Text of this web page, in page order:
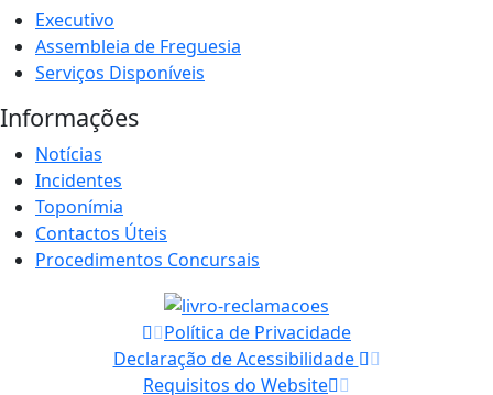
Executivo
Assembleia de Freguesia
Serviços Disponíveis
Informações
Notícias
Incidentes
Toponímia
Contactos Úteis
Procedimentos Concursais
Política de Privacidade
Declaração de Acessibilidade
Requisitos do Website